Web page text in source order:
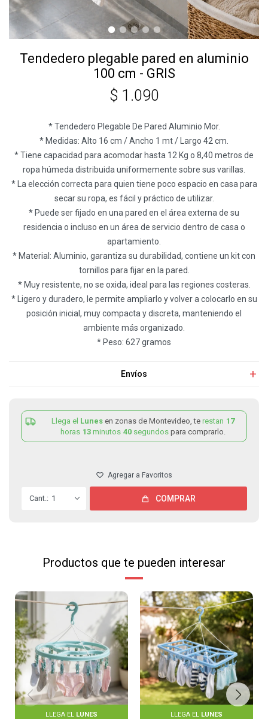
Tendedero plegable pared en aluminio
100 cm - GRIS
$ 1.090
* Tendedero Plegable De Pared Aluminio Mor.
* Medidas: Alto 16 cm / Ancho 1 mt / Largo 42 cm.
* Tiene capacidad para acomodar hasta 12 Kg o 8,40 metros de
ropa húmeda distribuida uniformemente sobre sus varillas.
* La elección correcta para quien tiene poco espacio en casa para
secar su ropa, es fácil y práctico de utilizar.
* Puede ser fijado en una pared en el área externa de su
residencia o incluso en un área de servicio dentro de casa o
apartamiento.
* Material: Aluminio, garantiza su durabilidad, contiene un kit con
tornillos para fijar en la pared.
* Muy resistente, no se oxida, ideal para las regiones costeras.
* Ligero y duradero, le permite ampliarlo y volver a colocarlo en su
posición inicial, muy compacta y discreta, manteniendo el
ambiente más organizado.
* Peso: 627 gramos
Envíos
Llega el Lunes en zonas de Montevideo, te restan 17
horas 13 minutos 40 segundos para comprarlo.
1 COMPRAR
Productos que te pueden interesar
LLEGA EL LUNES LLEGA EL LUNES